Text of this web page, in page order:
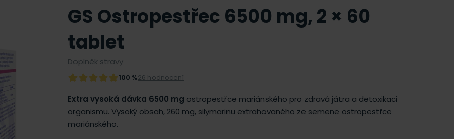
GS Ostropestřec 6500 mg, 2 × 60
tablet
Doplněk stravy
100 %26 hodnocení
Extra vysoká dávka 6500 mg ostropestřce mariánského pro zdravá játra a detoxikaci
organismu. Vysoký obsah, 260 mg, silymarinu extrahovaného ze semene ostropestřce
mariánského.